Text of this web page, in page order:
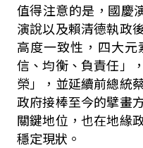
值得注意的是，國慶
演說以及賴清德執政
高度一致性，四大
信、均衡、負責任」
榮」，並延續前總統
政府接棒至今的擘畫
關鍵地位，也在地緣
穩定現狀。